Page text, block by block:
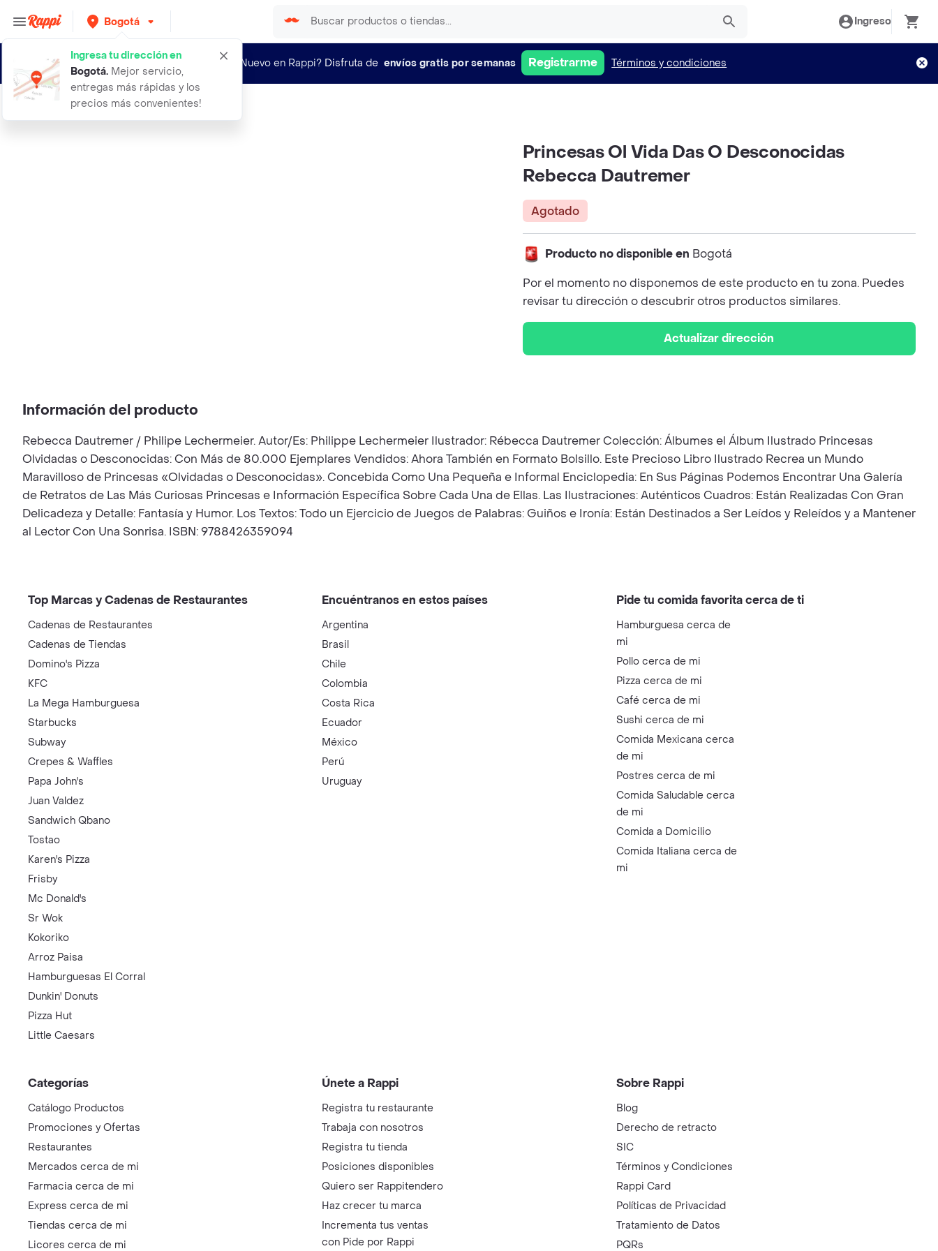
Bogotá
Ingresa tu dirección en
Bogotá. Mejor servicio,
entregas más rápidas y los
precios más convenientes!
Ingreso
¿Nuevo en Rappi? Disfruta de envíos gratis por semanas Registrarme Términos y condiciones
princesas ol vida das o desconocida
Princesas Ol Vida Das O Desconocidas
Rebecca Dautremer
Agotado
Producto no disponible en Bogotá
Por el momento no disponemos de este producto en tu zona. Puedes
revisar tu dirección o descubrir otros productos similares.
Actualizar dirección
Información del producto
Rebecca Dautremer / Philipe Lechermeier. Autor/Es: Philippe Lechermeier Ilustrador: Rébecca Dautremer Colección: Álbumes el Álbum Ilustrado Princesas
Olvidadas o Desconocidas: Con Más de 80.000 Ejemplares Vendidos: Ahora También en Formato Bolsillo. Este Precioso Libro Ilustrado Recrea un Mundo
Maravilloso de Princesas «Olvidadas o Desconocidas». Concebida Como Una Pequeña e Informal Enciclopedia: En Sus Páginas Podemos Encontrar Una Galería
de Retratos de Las Más Curiosas Princesas e Información Específica Sobre Cada Una de Ellas. Las Ilustraciones: Auténticos Cuadros: Están Realizadas Con Gran
Delicadeza y Detalle: Fantasía y Humor. Los Textos: Todo un Ejercicio de Juegos de Palabras: Guiños e Ironía: Están Destinados a Ser Leídos y Releídos y a Mantener
al Lector Con Una Sonrisa. ISBN: 9788426359094
Top Marcas y Cadenas de Restaurantes
Cadenas de Restaurantes
Cadenas de Tiendas
Domino's Pizza
KFC
La Mega Hamburguesa
Starbucks
Subway
Crepes & Waffles
Papa John's
Juan Valdez
Sandwich Qbano
Tostao
Karen's Pizza
Frisby
Mc Donald's
Sr Wok
Kokoriko
Arroz Paisa
Hamburguesas El Corral
Dunkin' Donuts
Pizza Hut
Little Caesars
Encuéntranos en estos países
Argentina
Brasil
Chile
Colombia
Costa Rica
Ecuador
México
Perú
Uruguay
Pide tu comida favorita cerca de ti
Hamburguesa cerca de
mi
Pollo cerca de mi
Pizza cerca de mi
Café cerca de mi
Sushi cerca de mi
Comida Mexicana cerca
de mi
Postres cerca de mi
Comida Saludable cerca
de mi
Comida a Domicilio
Comida Italiana cerca de
mi
Categorías
Catálogo Productos
Promociones y Ofertas
Restaurantes
Mercados cerca de mi
Farmacia cerca de mi
Express cerca de mi
Tiendas cerca de mi
Licores cerca de mi
Únete a Rappi
Registra tu restaurante
Trabaja con nosotros
Registra tu tienda
Posiciones disponibles
Quiero ser Rappitendero
Haz crecer tu marca
Incrementa tus ventas
con Pide por Rappi
Sobre Rappi
Blog
Derecho de retracto
SIC
Términos y Condiciones
Rappi Card
Políticas de Privacidad
Tratamiento de Datos
PQRs